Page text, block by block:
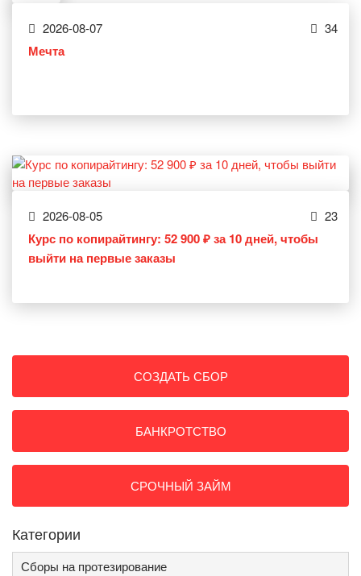
2026-08-07 34
Мечта
2026-08-05 23
Курс по копирайтингу: 52 900 ₽ за 10 дней, чтобы
выйти на первые заказы
СОЗДАТЬ СБОР
БАНКРОТСТВО
СРОЧНЫЙ ЗАЙМ
Категории
Сборы на протезирование